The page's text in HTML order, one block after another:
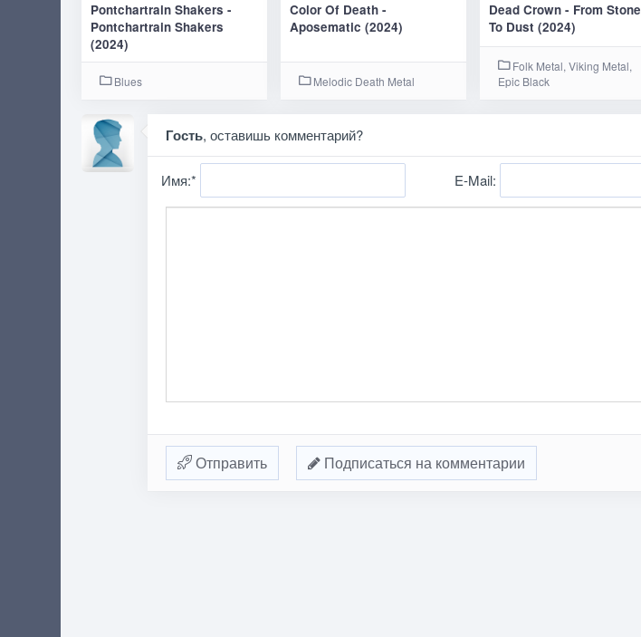
Pontchartrain Shakers -
Pontchartrain Shakers
(2024)
Blues
Color Of Death -
Aposematic (2024)
Melodic Death Metal
Dead Crown - From Stone
To Dust (2024)
Folk Metal, Viking Metal,
Epic Black
Гость, оставишь комментарий?
Имя:* E-Mail:
Отправить Подписаться на комментарии